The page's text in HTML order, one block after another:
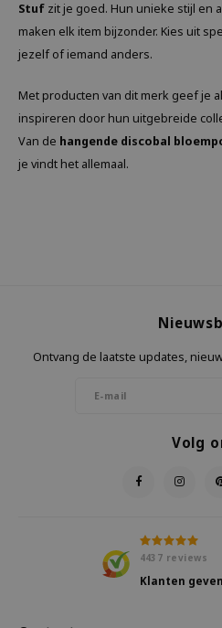
Stuf zit je goed. Hun unieke stijl en
maken elk item bijzonder. Kies uit
jezelf of iemand anders.
Met producten van dit merk geef je
inspireren door hun uitgebreide
Van de hangende discobal
je vindt het allemaal.
Ontvang de laatste updates,
Volg
4437 reviews
Klanten